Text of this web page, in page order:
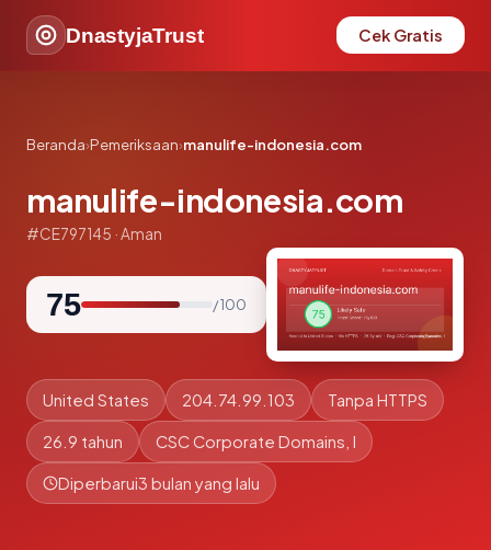
DnastyjaTrust Cek Gratis
Beranda›Pemeriksaan›manulife-indonesia.com
manulife-indonesia.com
#CE797145 · Aman
75 / 100
United States 204.74.99.103 Tanpa HTTPS
26.9 tahun CSC Corporate Domains, I
Diperbarui3 bulan yang lalu